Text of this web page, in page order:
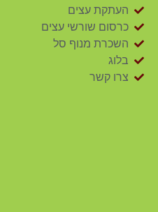
העתקת עצים
כרסום שורשי עצים
השכרת מנוף סל
בלוג
צרו קשר